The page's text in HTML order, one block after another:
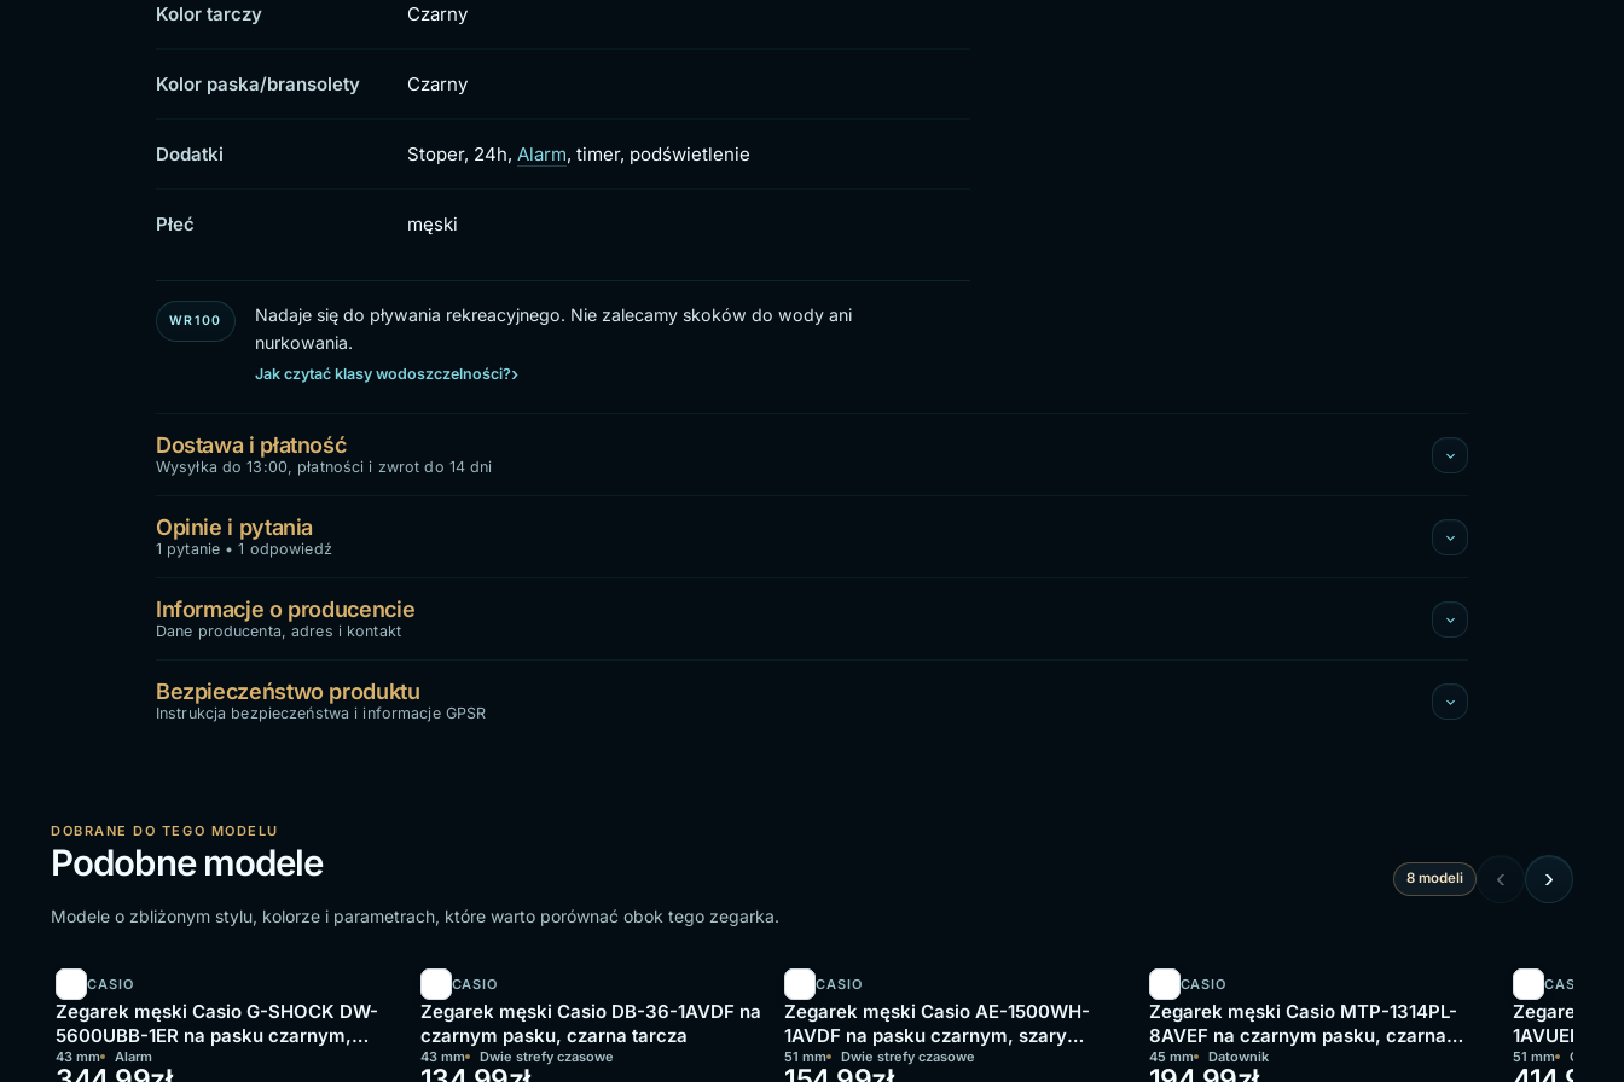
Kolor tarczy Czarny
Kolor paska/bransolety Czarny
Dodatki Stoper, 24h, Alarm, timer, podświetlenie
Płeć męski
WR100
Nadaje się do pływania rekreacyjnego. Nie zalecamy skoków do wody ani
nurkowania.
Jak czytać klasy wodoszczelności?
Dostawa i płatność
Wysyłka do 13:00, płatności i zwrot do 14 dni
Opinie i pytania
1 pytanie • 1 odpowiedź
Informacje o producencie
Dane producenta, adres i kontakt
Bezpieczeństwo produktu
Instrukcja bezpieczeństwa i informacje GPSR
DOBRANE DO TEGO MODELU
Podobne modele 8 modeli ‹ ›
Modele o zbliżonym stylu, kolorze i parametrach, które warto porównać obok tego zegarka.
CASIO
Zegarek męski Casio G-SHOCK DW-
5600UBB-1ER na pasku czarnym,
czarna tarcza
43 mm Alarm
CASIO
Zegarek męski Casio DB-36-1AVDF na
czarnym pasku, czarna tarcza
43 mm Dwie strefy czasowe
CASIO
Zegarek męski Casio AE-1500WH-
1AVDF na pasku czarnym, szary
wyświetlacz
51 mm Dwie strefy czasowe
CASIO
Zegarek męski Casio MTP-1314PL-
8AVEF na czarnym pasku, czarna
tarcza
45 mm Datownik
CASIO
Zegarek
1AVUEF na
tarcza
51 mm